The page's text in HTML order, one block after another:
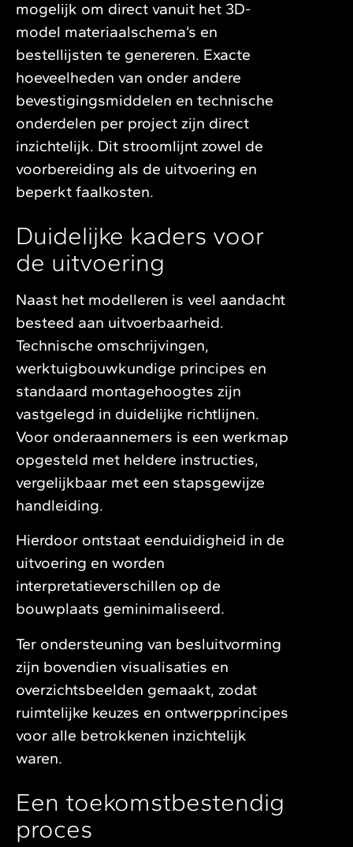
mogelijk om direct vanuit het 3D-
model materiaalschema’s en
bestellijsten te genereren. Exacte
hoeveelheden van onder andere
bevestigingsmiddelen en technische
onderdelen per project zijn direct
inzichtelijk. Dit stroomlijnt zowel de
voorbereiding als de uitvoering en
beperkt faalkosten.
Duidelijke kaders voor
de uitvoering
Naast het modelleren is veel aandacht
besteed aan uitvoerbaarheid.
Technische omschrijvingen,
werktuigbouwkundige principes en
standaard montagehoogtes zijn
vastgelegd in duidelijke richtlijnen.
Voor onderaannemers is een werkmap
opgesteld met heldere instructies,
vergelijkbaar met een stapsgewijze
handleiding.
Hierdoor ontstaat eenduidigheid in de
uitvoering en worden
interpretatieverschillen op de
bouwplaats geminimaliseerd.
Ter ondersteuning van besluitvorming
zijn bovendien visualisaties en
overzichtsbeelden gemaakt, zodat
ruimtelijke keuzes en ontwerpprincipes
voor alle betrokkenen inzichtelijk
waren.
Een toekomstbestendig
proces